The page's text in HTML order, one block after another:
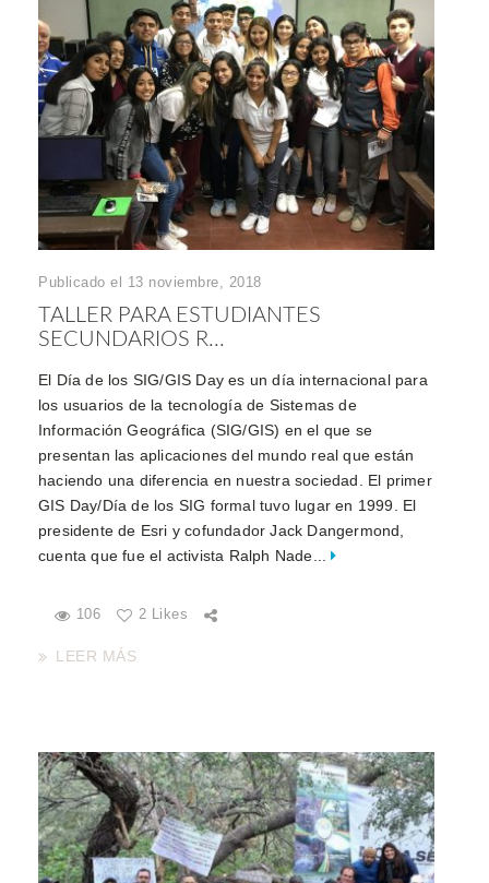
Publicado el 13 noviembre, 2018
TALLER PARA ESTUDIANTES
SECUNDARIOS R...
El Día de los SIG/GIS Day es un día internacional para
los usuarios de la tecnología de Sistemas de
Información Geográfica (SIG/GIS) en el que se
presentan las aplicaciones del mundo real que están
haciendo una diferencia en nuestra sociedad. El primer
GIS Day/Día de los SIG formal tuvo lugar en 1999. El
presidente de Esri y cofundador Jack Dangermond,
cuenta que fue el activista Ralph Nade...
106 2 Likes
LEER MÁS